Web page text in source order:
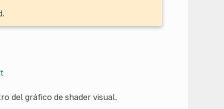
del gráfico de shader visual.